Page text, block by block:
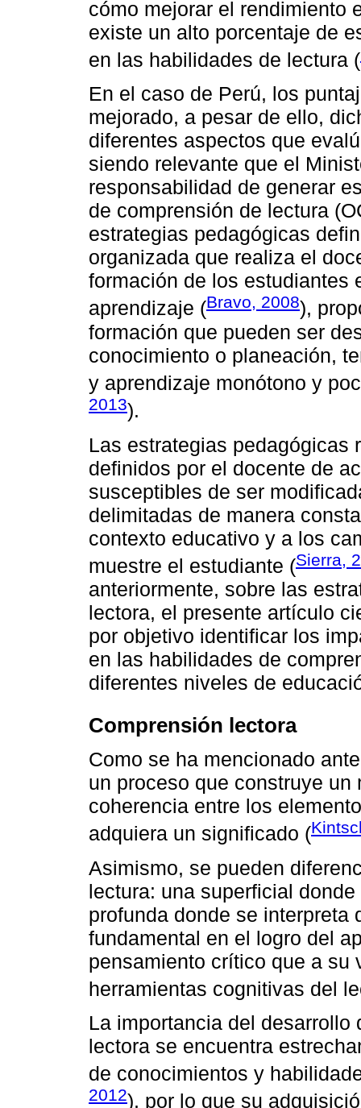
cómo mejorar el rendimiento
existe un alto porcentaje de
en las habilidades de lectura (
En el caso de Perú, los
mejorado, a pesar de ello,
diferentes aspectos que
siendo relevante que el
responsabilidad de generar
de comprensión de lectura
estrategias pedagógicas
organizada que realiza el
formación de los estudiantes
aprendizaje (Bravo, 2008),
formación que pueden ser
conocimiento o planeación,
y aprendizaje monótono y
2013).
Las estrategias pedagógicas
definidos por el docente de
susceptibles de ser
delimitadas de manera
contexto educativo y a los
muestre el estudiante (Sierra,
anteriormente, sobre las
lectora, el presente artículo
por objetivo identificar los
en las habilidades de
diferentes niveles de
Comprensión lectora
Como se ha mencionado
un proceso que construye
coherencia entre los
adquiera un significado (
Asimismo, se pueden
lectura: una superficial
profunda donde se
fundamental en el logro del
pensamiento crítico que a su
herramientas cognitivas del
La importancia del
lectora se encuentra
de conocimientos y
2012), por lo que su